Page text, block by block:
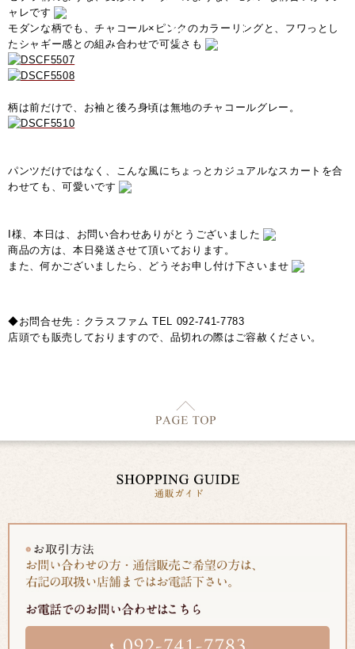
ャレです
モダンな柄でも、チャコール×ピンクのカラーリングと、フワっとし
たシャギー感との組み合わせで可愛さも
柄は前だけで、お袖と後ろ身頃は無地のチャコールグレー。
パンツだけではなく、こんな風にちょっとカジュアルなスカートを合
わせても、可愛いです
I様、本日は、お問い合わせありがとうございました
商品の方は、本日発送させて頂いております。
また、何かございましたら、どうそお申し付け下さいませ
◆お問合せ先：クラスファム TEL 092-741-7783
店頭でも販売しておりますので、品切れの際はご容赦ください。